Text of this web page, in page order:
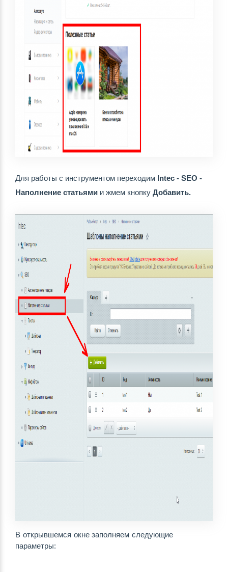
Для работы с инструментом переходим Intec - SEO -
Наполнение статьями и жмем кнопку Добавить.
В открывшемся окне заполняем следующие
параметры: